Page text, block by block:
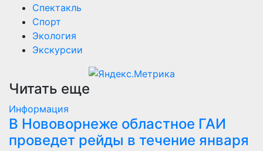
Спектакль
Спорт
Экология
Экскурсии
Читать еще
Информация
В Нововорнеже областное ГАИ
проведет рейды в течение января